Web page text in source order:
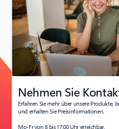
Nehmen Sie
Erfahren Sie mehr über unsere Produkte,
und erhalten Sie Preisinformationen.
Mo-Fr von 8 bis 17:00 Uhr erreichbar.